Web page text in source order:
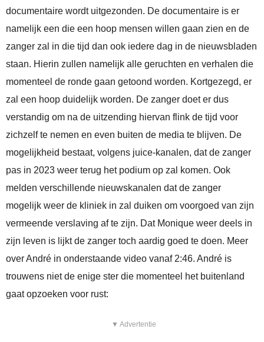
documentaire wordt uitgezonden. De documentaire is er
namelijk een die een hoop mensen willen gaan zien en de
zanger zal in die tijd dan ook iedere dag in de nieuwsbladen
staan. Hierin zullen namelijk alle geruchten en verhalen die
momenteel de ronde gaan getoond worden. Kortgezegd, er
zal een hoop duidelijk worden. De zanger doet er dus
verstandig om na de uitzending hiervan flink de tijd voor
zichzelf te nemen en even buiten de media te blijven. De
mogelijkheid bestaat, volgens juice-kanalen, dat de zanger
pas in 2023 weer terug het podium op zal komen. Ook
melden verschillende nieuwskanalen dat de zanger
mogelijk weer de kliniek in zal duiken om voorgoed van zijn
vermeende verslaving af te zijn. Dat Monique weer deels in
zijn leven is lijkt de zanger toch aardig goed te doen. Meer
over André in onderstaande video vanaf 2:46. André is
trouwens niet de enige ster die momenteel het buitenland
gaat opzoeken voor rust:
▼ Advertentie